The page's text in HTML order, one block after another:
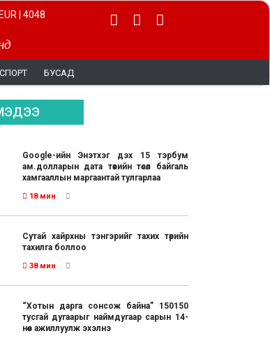
| 4048
СПОРТ БУСАД
Google-ийн Энэтхэг дэх 15 тэрбум
ам.долларын дата төвийн төсөл байгаль
хамгааллын маргаантай тулгарлаа
18 мин
Сутай хайрхны тэнгэрийг тахих төрийн
тахилга боллоо
38 мин
“Хотын дарга сонсож байна” 150150
тусгай дугаарыг наймдугаар сарын 14-
нөөс ажиллуулж эхэлнэ